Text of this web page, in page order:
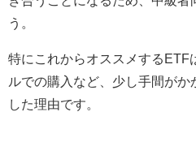
う。
特にこれからオススメするETF
ルでの購入など、少し手間がか
した理由です。